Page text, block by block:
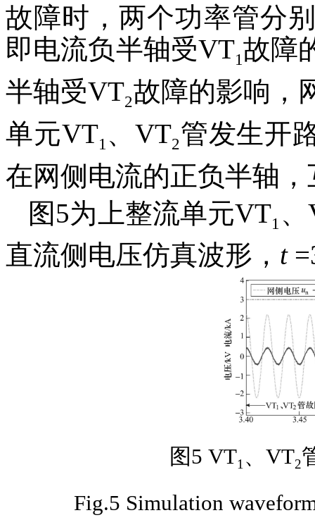
故障时，两个功率管分
即电流负半轴受VT1故障
半轴受VT2故障的影响，
单元VT1 、VT2管发生开
在网侧电流的正负半轴
图5为上整流单元VT1
直流侧电压仿真波形， t
图5 VT1、VT2
Fig.5 Simulation